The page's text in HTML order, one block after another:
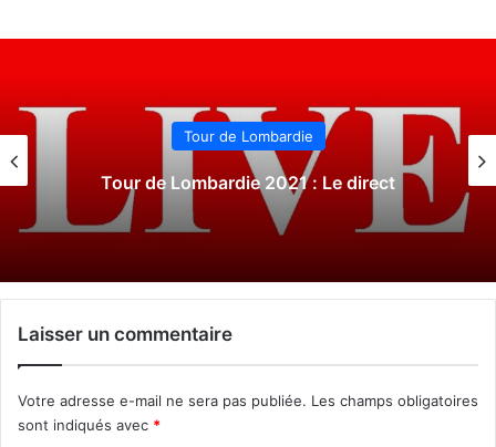
Tour de Lombardie
Tour de Lombardie 2021 : Le direct
Laisser un commentaire
Votre adresse e-mail ne sera pas publiée. Les champs obligatoires
sont indiqués avec *